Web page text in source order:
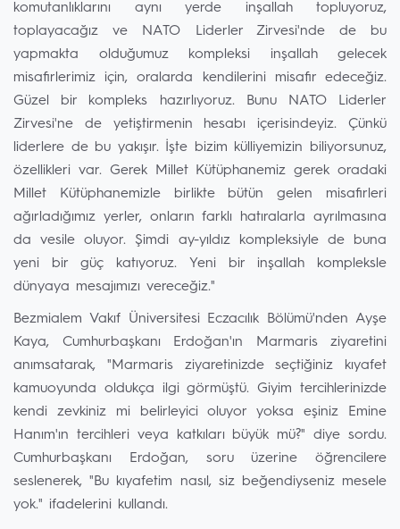
komutanlıklarını aynı yerde inşallah topluyoruz,
toplayacağız ve NATO Liderler Zirvesi'nde de bu
yapmakta olduğumuz kompleksi inşallah gelecek
misafirlerimiz için, oralarda kendilerini misafir edeceğiz.
Güzel bir kompleks hazırlıyoruz. Bunu NATO Liderler
Zirvesi'ne de yetiştirmenin hesabı içerisindeyiz. Çünkü
liderlere de bu yakışır. İşte bizim külliyemizin biliyorsunuz,
özellikleri var. Gerek Millet Kütüphanemiz gerek oradaki
Millet Kütüphanemizle birlikte bütün gelen misafirleri
ağırladığımız yerler, onların farklı hatıralarla ayrılmasına
da vesile oluyor. Şimdi ay-yıldız kompleksiyle de buna
yeni bir güç katıyoruz. Yeni bir inşallah kompleksle
dünyaya mesajımızı vereceğiz."
Bezmialem Vakıf Üniversitesi Eczacılık Bölümü'nden Ayşe
Kaya, Cumhurbaşkanı Erdoğan'ın Marmaris ziyaretini
anımsatarak, "Marmaris ziyaretinizde seçtiğiniz kıyafet
kamuoyunda oldukça ilgi görmüştü. Giyim tercihlerinizde
kendi zevkiniz mi belirleyici oluyor yoksa eşiniz Emine
Hanım'ın tercihleri veya katkıları büyük mü?" diye sordu.
Cumhurbaşkanı Erdoğan, soru üzerine öğrencilere
seslenerek, "Bu kıyafetim nasıl, siz beğendiyseniz mesele
yok." ifadelerini kullandı.